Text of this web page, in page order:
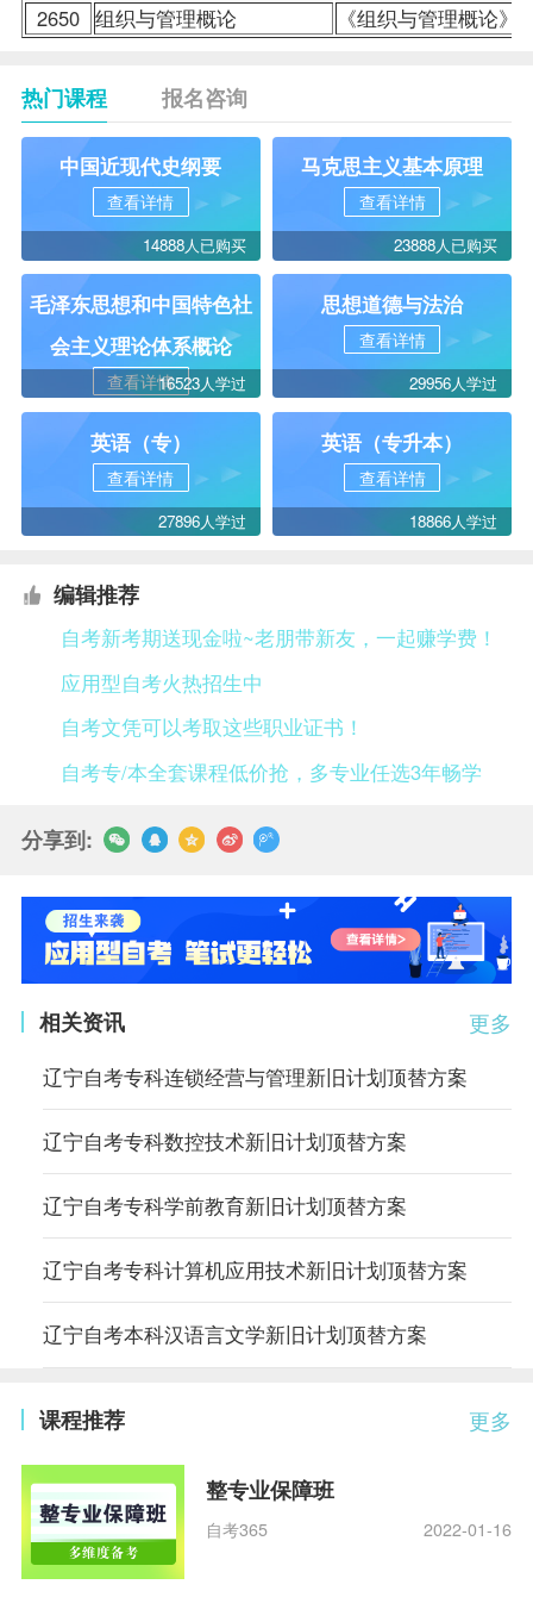
2650 组织与管理概论 《组织与管理概论》
热门课程 报名咨询
中国近现代史纲要
查看详情
14888人已购买
马克思主义基本原理
查看详情
23888人已购买
毛泽东思想和中国特色社
会主义理论体系概论
查看详情16523人学过
思想道德与法治
查看详情
29956人学过
英语（专）
查看详情
27896人学过
英语（专升本）
查看详情
18866人学过
编辑推荐
自考新考期送现金啦~老朋带新友，一起赚学费！
应用型自考火热招生中
自考文凭可以考取这些职业证书！
自考专/本全套课程低价抢，多专业任选3年畅学
分享到:
更多
相关资讯
辽宁自考专科连锁经营与管理新旧计划顶替方案
辽宁自考专科数控技术新旧计划顶替方案
辽宁自考专科学前教育新旧计划顶替方案
辽宁自考专科计算机应用技术新旧计划顶替方案
辽宁自考本科汉语言文学新旧计划顶替方案
更多
课程推荐
整专业保障班
自考365 2022-01-16